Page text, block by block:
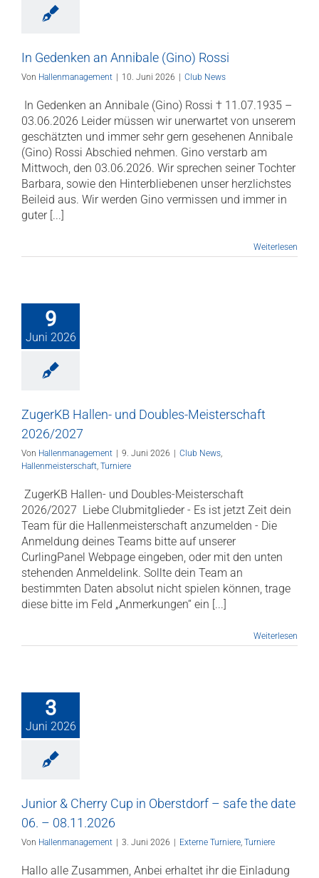
In Gedenken an Annibale (Gino) Rossi
Von Hallenmanagement 10. Juni 2026 Club News
­ In Gedenken an Annibale (Gino) Rossi † 11.07.1935 –
03.06.2026 Leider müssen wir unerwartet von unserem
geschätzten und immer sehr gern gesehenen Annibale
(Gino) Rossi Abschied nehmen. Gino verstarb am
Mittwoch, den 03.06.2026. Wir sprechen seiner Tochter
Barbara, sowie den Hinterbliebenen unser herzlichstes
Beileid aus. Wir werden Gino vermissen und immer in
guter [...]
Weiterlesen
9
Juni 2026
ZugerKB Hallen- und Doubles-Meisterschaft
2026/2027
Von Hallenmanagement 9. Juni 2026 Club News,
Hallenmeisterschaft, Turniere
­ ZugerKB Hallen- und Doubles-Meisterschaft
2026/2027 ­ Liebe Clubmitglieder - Es ist jetzt Zeit dein
Team für die Hallenmeisterschaft anzumelden - Die
Anmeldung deines Teams bitte auf unserer
CurlingPanel Webpage eingeben, oder mit den unten
stehenden Anmeldelink. Sollte dein Team an
bestimmten Daten absolut nicht spielen können, trage
diese bitte im Feld „Anmerkungen“ ein [...]
Weiterlesen
3
Juni 2026
Junior & Cherry Cup in Oberstdorf – safe the date
06. – 08.11.2026
Von Hallenmanagement 3. Juni 2026 Externe Turniere, Turniere
Hallo alle Zusammen, Anbei erhaltet ihr die Einladung